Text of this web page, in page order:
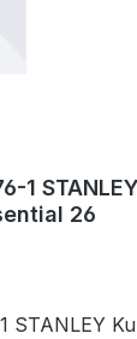
1 STANLEY
26
STANLEY